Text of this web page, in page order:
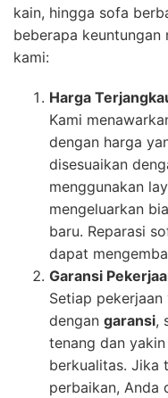
kain, hingga sofa
beberapa keuntungan
kami:
Harga
Kami
dengan harga
disesuaikan
menggunakan
mengeluarkan
baru. Reparasi
dapat
Garansi
Setiap
dengan garansi,
tenang dan
berkualitas. Jika
perbaikan, Anda